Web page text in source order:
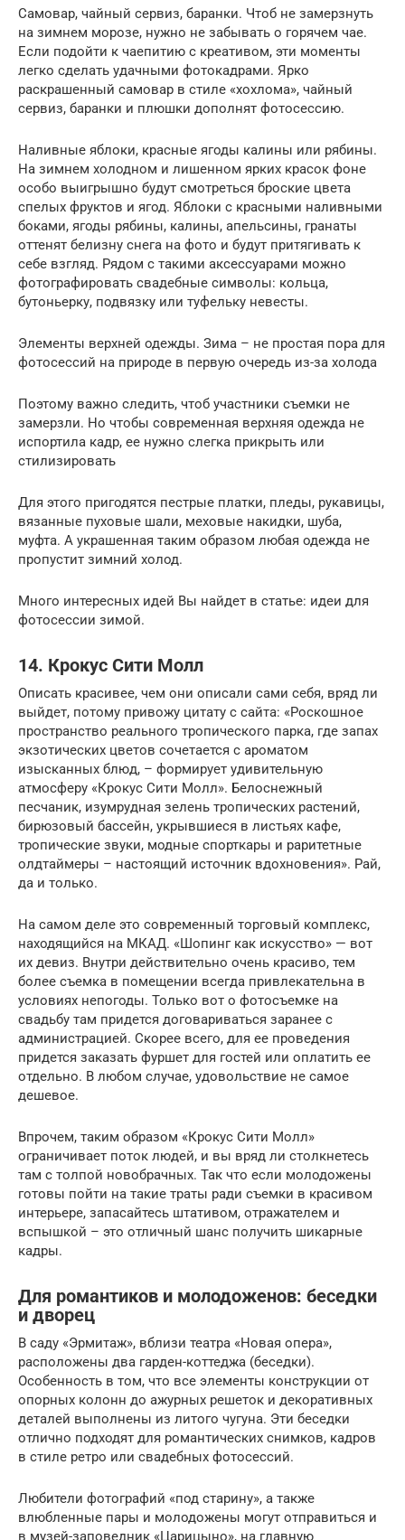
Самовар, чайный сервиз, баранки. Чтоб не замерзнуть
на зимнем морозе, нужно не забывать о горячем чае.
Если подойти к чаепитию с креативом, эти моменты
легко сделать удачными фотокадрами. Ярко
раскрашенный самовар в стиле «хохлома», чайный
сервиз, баранки и плюшки дополнят фотосессию.
Наливные яблоки, красные ягоды калины или рябины.
На зимнем холодном и лишенном ярких красок фоне
особо выигрышно будут смотреться броские цвета
спелых фруктов и ягод. Яблоки с красными наливными
боками, ягоды рябины, калины, апельсины, гранаты
оттенят белизну снега на фото и будут притягивать к
себе взгляд. Рядом с такими аксессуарами можно
фотографировать свадебные символы: кольца,
бутоньерку, подвязку или туфельку невесты.
Элементы верхней одежды. Зима – не простая пора для
фотосессий на природе в первую очередь из-за холода
Поэтому важно следить, чтоб участники съемки не
замерзли. Но чтобы современная верхняя одежда не
испортила кадр, ее нужно слегка прикрыть или
стилизировать
Для этого пригодятся пестрые платки, пледы, рукавицы,
вязанные пуховые шали, меховые накидки, шуба,
муфта. А украшенная таким образом любая одежда не
пропустит зимний холод.
Много интересных идей Вы найдет в статье: идеи для
фотосессии зимой.
14. Крокус Сити Молл
Описать красивее, чем они описали сами себя, вряд ли
выйдет, потому привожу цитату с сайта: «Роскошное
пространство реального тропического парка, где запах
экзотических цветов сочетается с ароматом
изысканных блюд, – формирует удивительную
атмосферу «Крокус Сити Молл». Белоснежный
песчаник, изумрудная зелень тропических растений,
бирюзовый бассейн, укрывшиеся в листьях кафе,
тропические звуки, модные спорткары и раритетные
олдтаймеры – настоящий источник вдохновения». Рай,
да и только.
На самом деле это современный торговый комплекс,
находящийся на МКАД. «Шопинг как искусство» — вот
их девиз. Внутри действительно очень красиво, тем
более съемка в помещении всегда привлекательна в
условиях непогоды. Только вот о фотосъемке на
свадьбу там придется договариваться заранее с
администрацией. Скорее всего, для ее проведения
придется заказать фуршет для гостей или оплатить ее
отдельно. В любом случае, удовольствие не самое
дешевое.
Впрочем, таким образом «Крокус Сити Молл»
ограничивает поток людей, и вы вряд ли столкнетесь
там с толпой новобрачных. Так что если молодожены
готовы пойти на такие траты ради съемки в красивом
интерьере, запасайтесь штативом, отражателем и
вспышкой – это отличный шанс получить шикарные
кадры.
Для романтиков и молодоженов: беседки
и дворец
В саду «Эрмитаж», вблизи театра «Новая опера»,
расположены два гарден-коттеджа (беседки).
Особенность в том, что все элементы конструкции от
опорных колонн до ажурных решеток и декоративных
деталей выполнены из литого чугуна. Эти беседки
отлично подходят для романтических снимков, кадров
в стиле ретро или свадебных фотосессий.
Любители фотографий «под старину», а также
влюбленные пары и молодожены могут отправиться и
в музей-заповедник «Царицыно», на главную